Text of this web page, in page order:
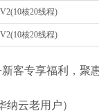
核20线程)
核20线程)
客专享福利，聚
纳云老用户）